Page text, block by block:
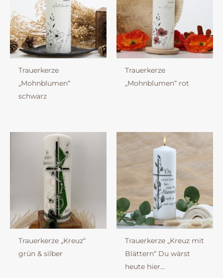
Trauerkerze
„Mohnblumen“
schwarz
Trauerkerze
„Mohnblumen“ rot
Trauerkerze „Kreuz“
grün & silber
Trauerkerze „Kreuz mit
Blättern“ Du wärst
heute hier…